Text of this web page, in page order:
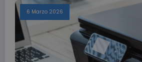
6 Marzo 2026